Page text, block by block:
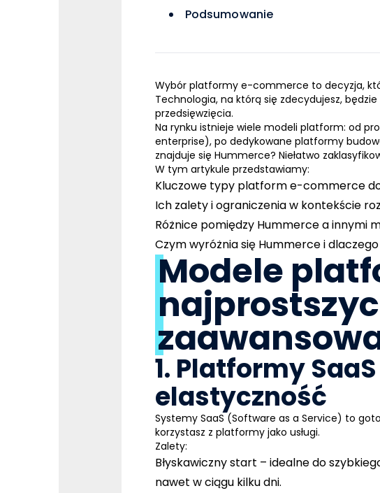
Podsumowanie
Wybór platformy e-commerce to decyzja,
Technologia, na którą się zdecydujesz,
przedsięwzięcia.
Na rynku istnieje wiele modeli platform: od
enterprise), po dedykowane platformy
znajduje się Hummerce? Niełatwo
W tym artykule przedstawiamy:
Kluczowe typy platform e-commerce
Ich zalety i ograniczenia w kontekście
Różnice pomiędzy Hummerce a innymi
Czym wyróżnia się Hummerce i
Modele
1. Platformy
elastyczność
Systemy SaaS (Software as a Service) to
korzystasz z platformy jako usługi.
Zalety:
Błyskawiczny start – idealne do
nawet w ciągu kilku dni.